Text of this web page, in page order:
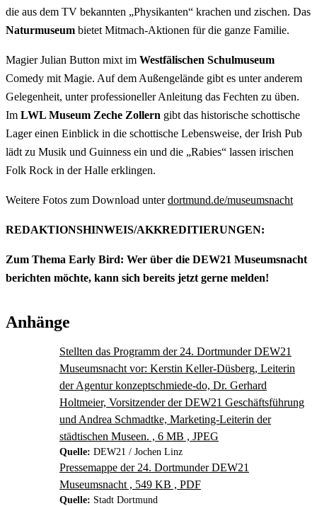
die aus dem TV bekannten „Physikanten“ krachen und zischen. Das
Naturmuseum bietet Mitmach-Aktionen für die ganze Familie.
Magier Julian Button mixt im Westfälischen Schulmuseum
Comedy mit Magie. Auf dem Außengelände gibt es unter anderem
Gelegenheit, unter professioneller Anleitung das Fechten zu üben.
Im LWL Museum Zeche Zollern gibt das historische schottische
Lager einen Einblick in die schottische Lebensweise, der Irish Pub
lädt zu Musik und Guinness ein und die „Rabies“ lassen irischen
Folk Rock in der Halle erklingen.
Weitere Fotos zum Download unterdortmund.de/museumsnacht
REDAKTIONSHINWEIS/AKKREDITIERUNGEN:
Zum Thema Early Bird: Wer über die DEW21 Museumsnacht
berichten möchte, kann sich bereits jetzt gerne melden!
Anhänge
Stellten das Programm der 24. Dortmunder DEW21
Museumsnacht vor: Kerstin Keller-Düsberg, Leiterin
der Agentur konzeptschmiede-do, Dr. Gerhard
Holtmeier, Vorsitzender der DEW21 Geschäftsführung
und Andrea Schmadtke, Marketing-Leiterin der
städtischen Museen. , 6 MB , JPEG
Quelle: DEW21 / Jochen Linz
Pressemappe der 24. Dortmunder DEW21
Museumsnacht , 549 KB , PDF
Quelle: Stadt Dortmund